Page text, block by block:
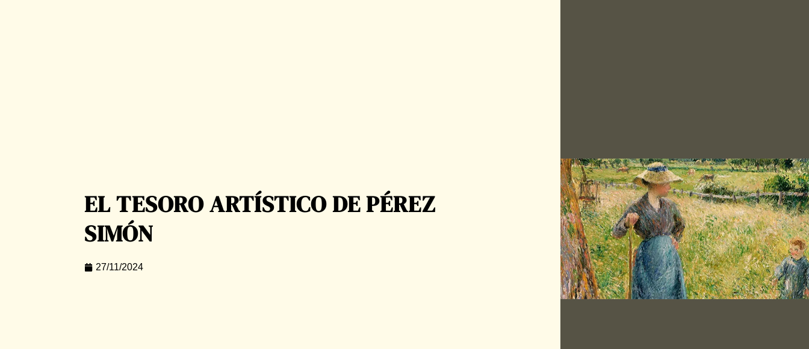
EL TESORO ARTÍSTICO DE PÉREZ
SIMÓN
27/11/2024